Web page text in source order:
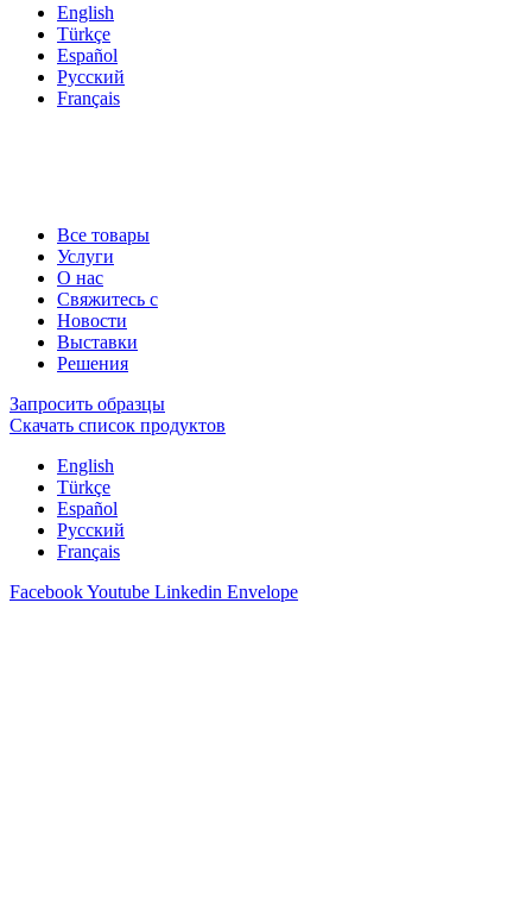
English
Türkçe
Español
Русский
Français
Все товары
Услуги
О нас
Свяжитесь с
Новости
Выставки
Решения
Запросить образцы
Скачать список продуктов
English
Türkçe
Español
Русский
Français
FacebookYoutube Linkedin Envelope